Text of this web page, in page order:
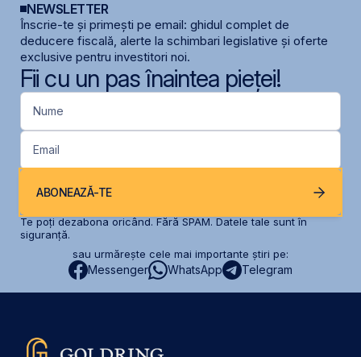
NEWSLETTER
Înscrie-te și primești pe email: ghidul complet de
deducere fiscală, alerte la schimbari legislative și oferte
exclusive pentru investitori noi.
Fii cu un pas înaintea pieței!
Nume
Email
ABONEAZĂ-TE
Te poți dezabona oricând. Fără SPAM. Datele tale sunt în
siguranță.
sau urmărește cele mai importante știri pe:
Messenger WhatsApp Telegram